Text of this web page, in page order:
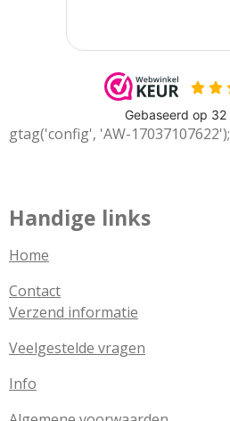
gtag('config', 'AW-17037107622');
Handige links
Home
Contact
Verzend informatie
Veelgestelde vragen
Info